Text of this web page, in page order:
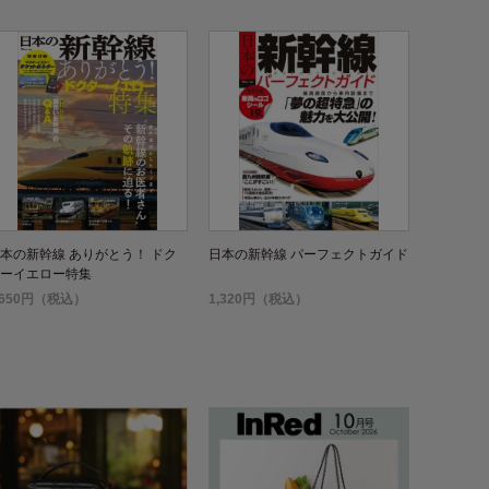
の新幹線 ありがとう！ ドク
イエロー特集
円（税込）
日本の新幹線 パーフェクトガイド
1,320円（税込）